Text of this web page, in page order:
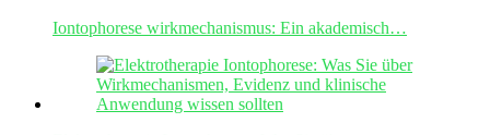
Iontophorese wirkmechanismus: Ein akademisch…